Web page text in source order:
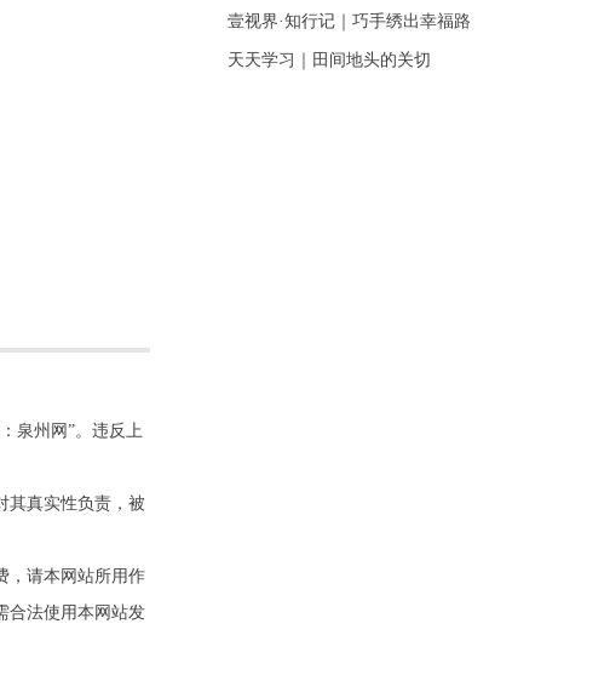
泉州网”。违反上
其真实性负责，被
，请本网站所用作
合法使用本网站发
壹视界·知行记｜巧手绣出幸福路
天天学习｜田间地头的关切